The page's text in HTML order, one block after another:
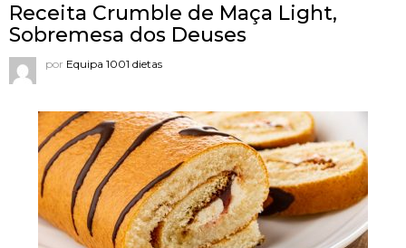
Receita Crumble de Maça Light,
Sobremesa dos Deuses
por Equipa 1001 dietas